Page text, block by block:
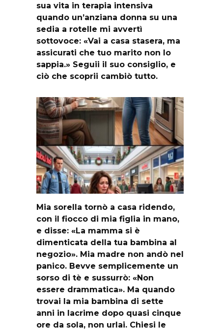
sua vita in terapia intensiva
quando un’anziana donna su una
sedia a rotelle mi avvertì
sottovoce: «Vai a casa stasera, ma
assicurati che tuo marito non lo
sappia.» Seguii il suo consiglio, e
ciò che scoprii cambiò tutto.
Mia sorella tornò a casa ridendo,
con il fiocco di mia figlia in mano,
e disse: «La mamma si è
dimenticata della tua bambina al
negozio». Mia madre non andò nel
panico. Bevve semplicemente un
sorso di tè e sussurrò: «Non
essere drammatica». Ma quando
trovai la mia bambina di sette
anni in lacrime dopo quasi cinque
ore da sola, non urlai. Chiesi le